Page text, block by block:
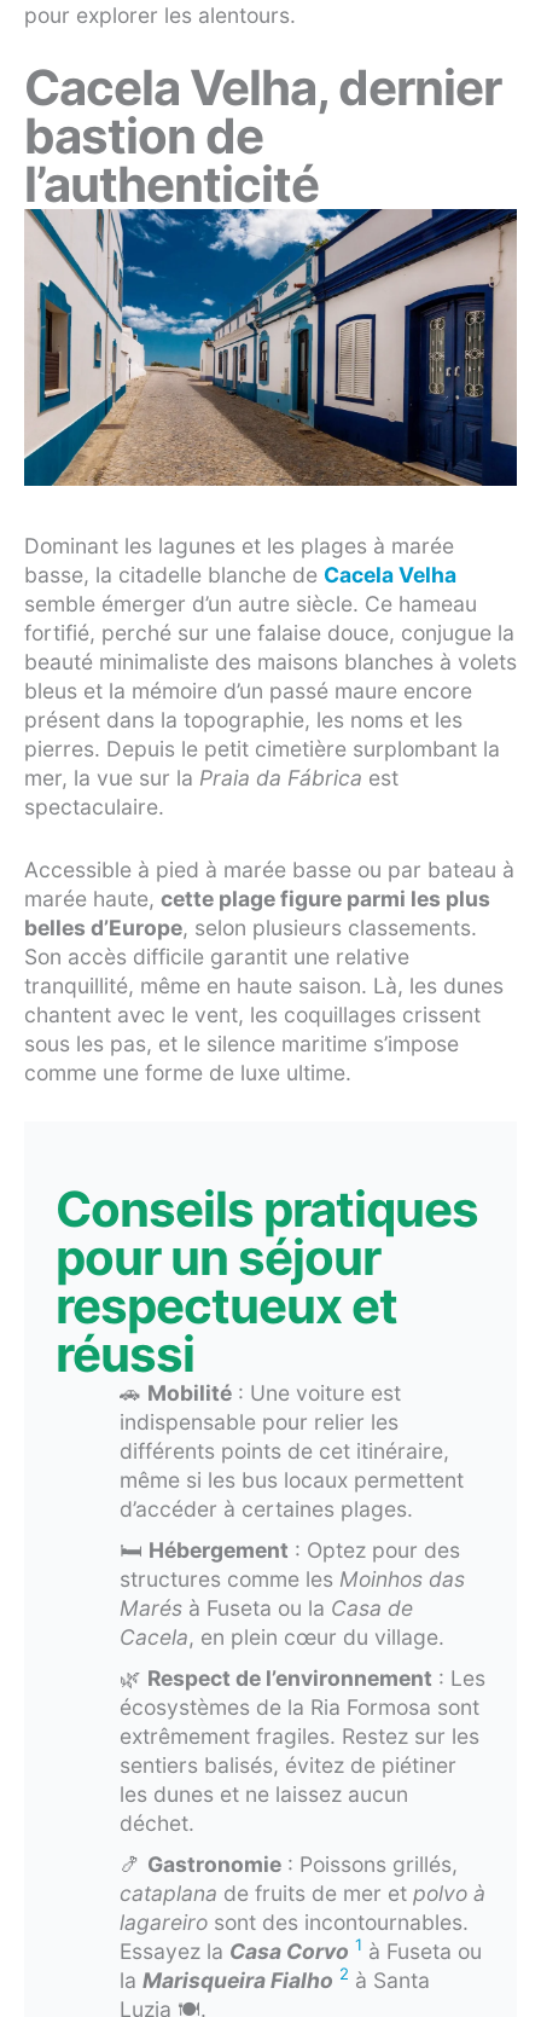
pour explorer les alentours.
Cacela Velha, dernier
bastion de
l’authenticité
Dominant les lagunes et les plages à marée
basse, la citadelle blanche de Cacela Velha
semble émerger d’un autre siècle. Ce hameau
fortifié, perché sur une falaise douce, conjugue la
beauté minimaliste des maisons blanches à volets
bleus et la mémoire d’un passé maure encore
présent dans la topographie, les noms et les
pierres. Depuis le petit cimetière surplombant la
mer, la vue sur la Praia da Fábrica est
spectaculaire.
Accessible à pied à marée basse ou par bateau à
marée haute, cette plage figure parmi les plus
belles d’Europe, selon plusieurs classements.
Son accès difficile garantit une relative
tranquillité, même en haute saison. Là, les dunes
chantent avec le vent, les coquillages crissent
sous les pas, et le silence maritime s’impose
comme une forme de luxe ultime.
Conseils pratiques
pour un séjour
respectueux et
réussi
🚗 Mobilité: Une voiture est
indispensable pour relier les
différents points de cet itinéraire,
même si les bus locaux permettent
d’accéder à certaines plages.
🛏️ Hébergement : Optez pour des
structures comme les Moinhos das
Marésà Fuseta ou la Casa de
Cacela, en plein cœur du village.
🌿 Respect de l’environnement : Les
écosystèmes de la Ria Formosa sont
extrêmement fragiles. Restez sur les
sentiers balisés, évitez de piétiner
les dunes et ne laissez aucun
déchet.
🍤 Gastronomie: Poissons grillés,
cataplana de fruits de mer et polvo à
lagareirosont des incontournables.
Essayez la Casa Corvo 1 à Fuseta ou
la Marisqueira Fialho 2 à Santa
Luzia 🍽️.